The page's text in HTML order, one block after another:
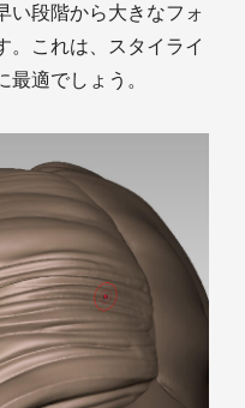
い段階から大きなフォ
。これは、スタイライ
適でしょう。